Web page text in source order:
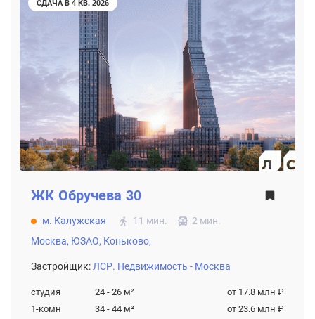
СДАЧА В 4 КВ. 2026
ЖК Обручева 30
м. Калужская 11 мин.
2 мин.
Москва, ЮЗАО, Коньково,
Застройщик: ЛСР. Недвижимость - Москва
студия 24 - 26 м²
от 17.8 млн ₽
1-комн
34 - 44 м²
от 23.6 млн ₽